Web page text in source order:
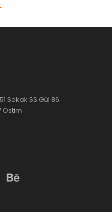
Sokak SS Gül 86
Ostim